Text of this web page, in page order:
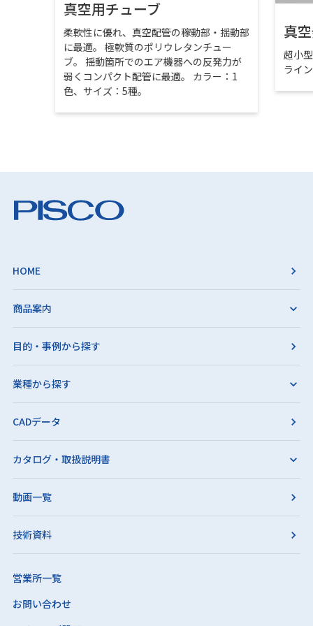
真空用チューブ
柔軟性に優れ、真空配管の稼動部・揺動部
に最適。 極軟質のポリウレタンチュー
ブ。 揺動箇所でのエア機器への反発力が
弱くコンパクト配管に最適。 カラー：1
色、サイズ：5種。
真
超小
ライ
HOME
商品案内
目的・事例から探す
業種から探す
CADデータ
カタログ・取扱説明書
動画一覧
技術資料
営業所一覧
お問い合わせ